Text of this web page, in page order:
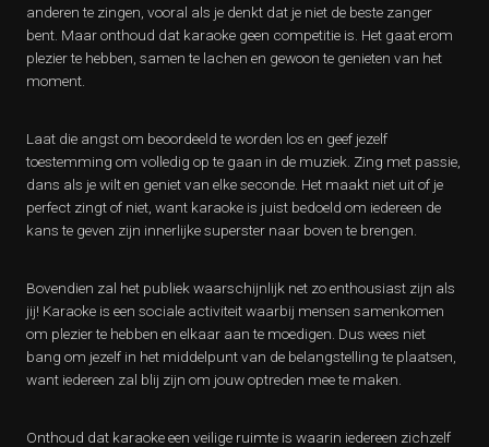
anderen te zingen, vooral als je denkt dat je niet de beste zanger
bent. Maar onthoud dat karaoke geen competitie is. Het gaat erom
plezier te hebben, samen te lachen en gewoon te genieten van het
moment.
Laat die angst om beoordeeld te worden los en geef jezelf
toestemming om volledig op te gaan in de muziek. Zing met passie,
dans als je wilt en geniet van elke seconde. Het maakt niet uit of je
perfect zingt of niet, want karaoke is juist bedoeld om iedereen de
kans te geven zijn innerlijke superster naar boven te brengen.
Bovendien zal het publiek waarschijnlijk net zo enthousiast zijn als
jij! Karaoke is een sociale activiteit waarbij mensen samenkomen
om plezier te hebben en elkaar aan te moedigen. Dus wees niet
bang om jezelf in het middelpunt van de belangstelling te plaatsen,
want iedereen zal blij zijn om jouw optreden mee te maken.
Onthoud dat karaoke een veilige ruimte is waarin iedereen zichzelf